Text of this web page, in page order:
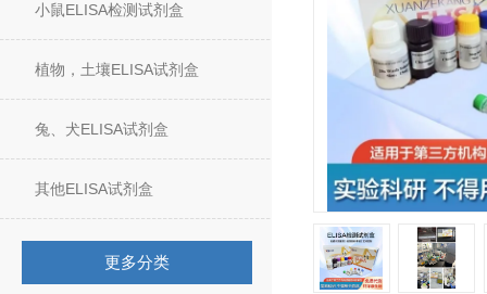
小鼠ELISA检测试剂盒
植物，土壤ELISA试剂盒
兔、犬ELISA试剂盒
其他ELISA试剂盒
更多分类